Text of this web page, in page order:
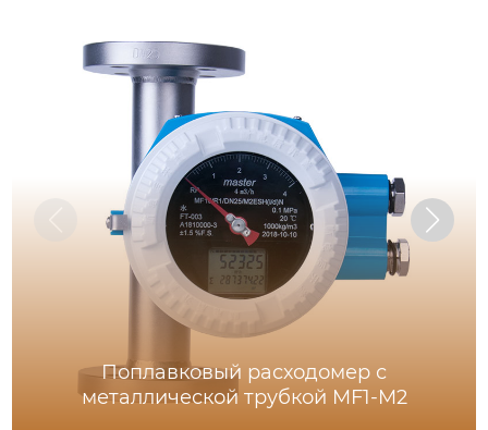
Поплавковый расходомер с
металлической трубкой MF1-M2